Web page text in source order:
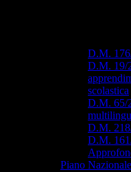
D.M.
D.M. 19/
scolastica
D.M. 65/
D.M.
D.M.
Piano